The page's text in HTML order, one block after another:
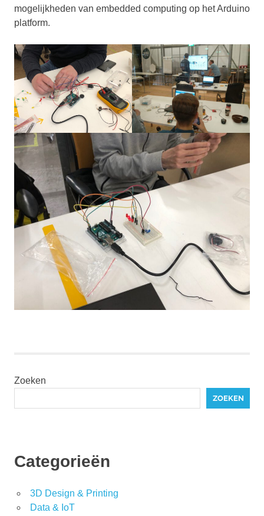
mogelijkheden van embedded computing op het Arduino
platform.
Zoeken
ZOEKEN
Categorieën
3D Design & Printing
Data & IoT